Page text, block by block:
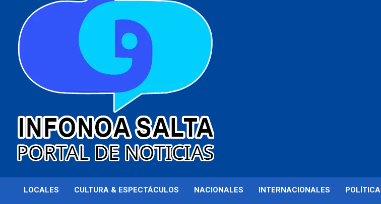
Infonoa Salta
LOCALES CULTURA & ESPECTÁCULOS NACIONALES INTERNACIONALES POLÍTICA